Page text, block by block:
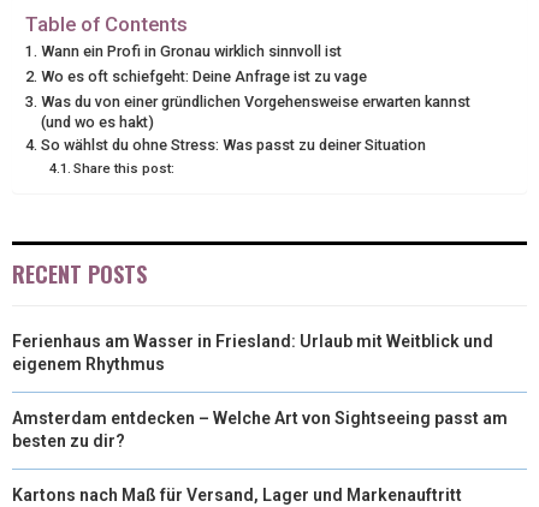
T
T
E
O
O
K
R
E
S
I
N
Table of Contents
Wann ein Profi in Gronau wirklich sinnvoll ist
Wo es oft schiefgeht: Deine Anfrage ist zu vage
Was du von einer gründlichen Vorgehensweise erwarten kannst
(und wo es hakt)
So wählst du ohne Stress: Was passt zu deiner Situation
Share this post:
RECENT POSTS
Ferienhaus am Wasser in Friesland: Urlaub mit Weitblick und
eigenem Rhythmus
Amsterdam entdecken – Welche Art von Sightseeing passt am
besten zu dir?
Kartons nach Maß für Versand, Lager und Markenauftritt